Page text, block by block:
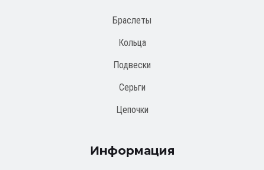
Браслеты
Кольца
Подвески
Серьги
Цепочки
Информация